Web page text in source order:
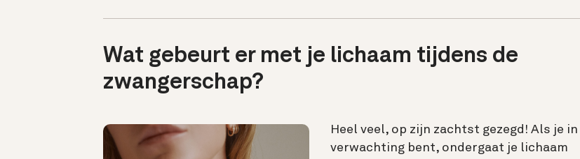
Wat gebeurt er met je lichaam tijdens de
zwangerschap?
Heel veel, op zijn zachtst gezegd! Als je in
verwachting bent, ondergaat je lichaam